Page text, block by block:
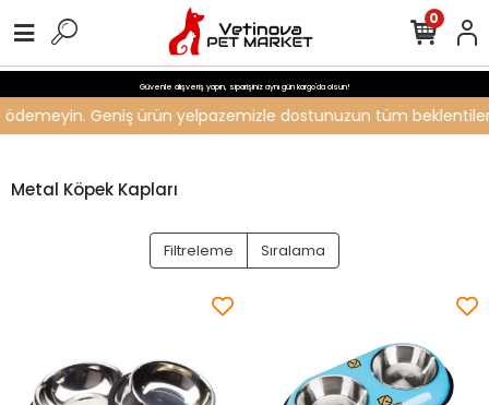
Güvenle alışveriş yapın, siparişiniz aynı gün kargo'da olsun!
Geniş ürün yelpazemizle dostunuzun tüm
0
Metal Köpek Kapları
Filtreleme Sıralama